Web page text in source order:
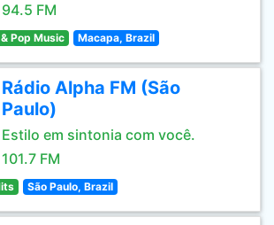
94.5 FM
Pop Music Macapa, Brazil
Rádio Alpha FM (São
Paulo)
Estilo em sintonia com você.
101.7 FM
São Paulo, Brazil